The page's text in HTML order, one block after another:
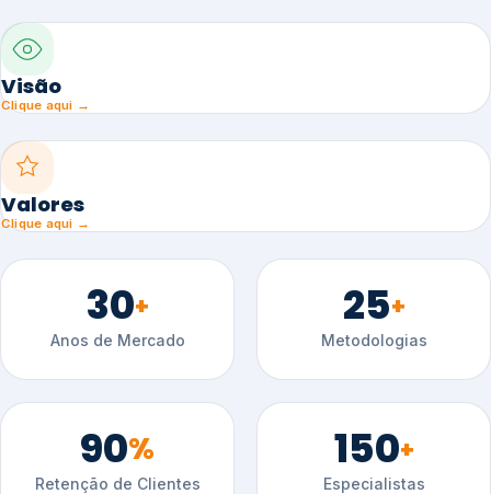
Visão
Clique aqui →
Valores
Clique aqui →
30+
Anos de Mercado
25+
Metodologias
90%
Retenção de Clientes
150+
Especialistas